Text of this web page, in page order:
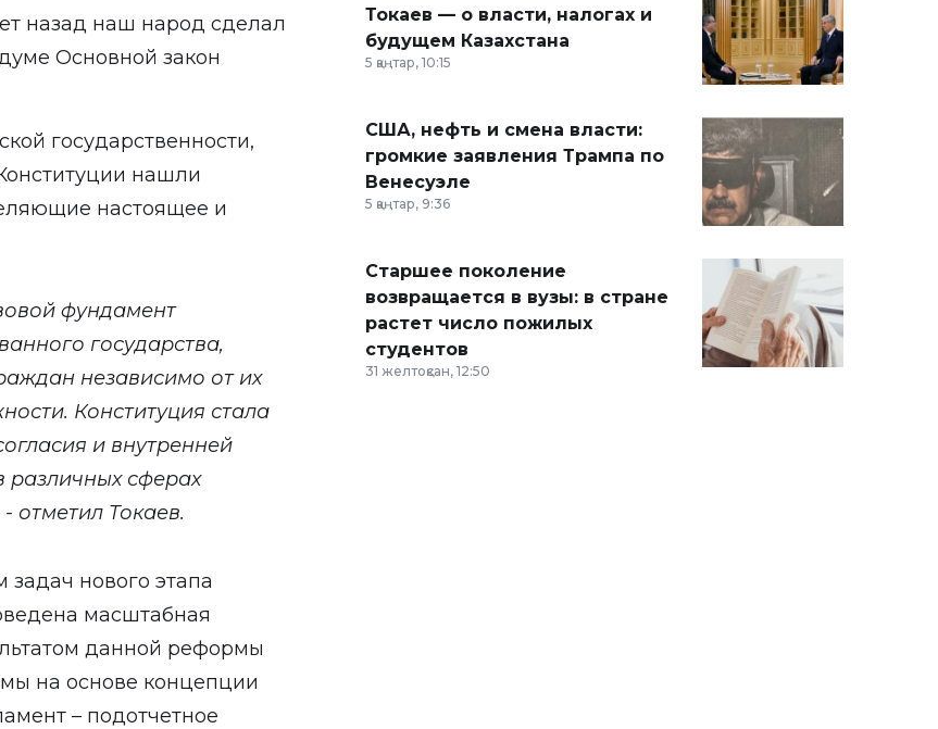
назад наш народ сделал
Основной закон
государственности,
нашли
настоящее и
фундамент
государства,
независимо от их
Конституция стала
и внутренней
различных сферах
отметил Токаев.
нового этапа
масштабная
данной реформы
на основе концепции
– подотчетное
Токаев — о власти, налогах и
будущем Казахстана
5 қаңтар, 10:15
США, нефть и смена власти:
громкие заявления Трампа по
Венесуэле
5 қаңтар, 9:36
Старшее поколение
возвращается в вузы: в стране
растет число пожилых
студентов
31 желтоқсан, 12:50